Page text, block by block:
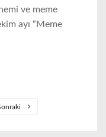
ve meme
ayı “Meme